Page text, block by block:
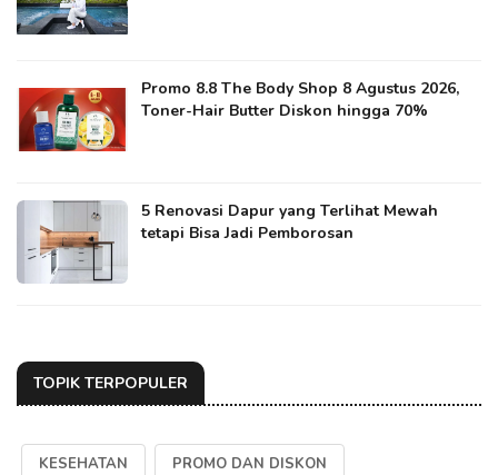
Promo 8.8 The Body Shop 8 Agustus 2026,
Toner-Hair Butter Diskon hingga 70%
5 Renovasi Dapur yang Terlihat Mewah
tetapi Bisa Jadi Pemborosan
TOPIK TERPOPULER
KESEHATAN PROMO DAN DISKON